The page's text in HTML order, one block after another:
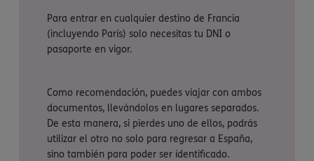
Para entrar en cualquier destino de Francia
(incluyendo París) solo necesitas tu DNI o
pasaporte en vigor.
Como recomendación, puedes viajar con ambos
documentos, llevándolos en lugares separados.
De esta manera, si pierdes uno de ellos, podrás
utilizar el otro no solo para regresar a España,
sino también para poder ser identificado.